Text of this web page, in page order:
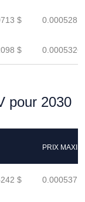
$
$
pour 2030
PRIX
$